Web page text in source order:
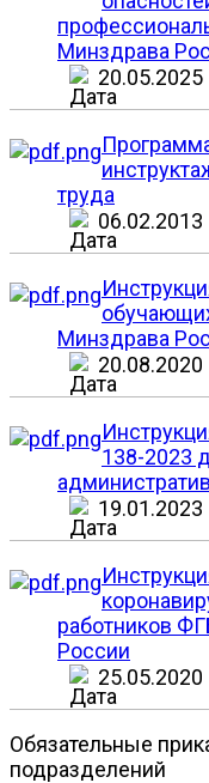
Минздрава
20.05.2025
труда
06.02.2013
Минздрава
20.08.2020
138-2023
19.01.2023
работников
России
25.05.2020
Обязательные
подразделений